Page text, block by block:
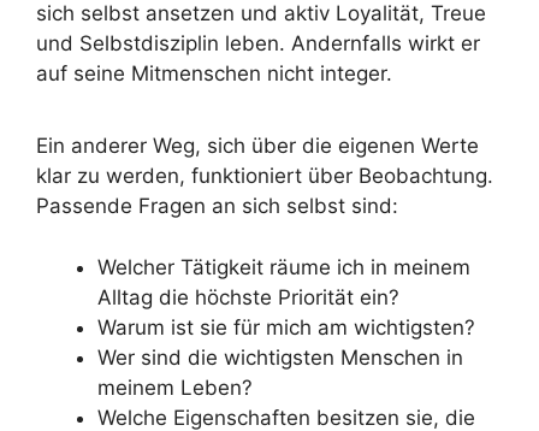
sich selbst ansetzen und aktiv Loyalität, Treue
und Selbstdisziplin leben. Andernfalls wirkt er
auf seine Mitmenschen nicht integer.
Ein anderer Weg, sich über die eigenen Werte
klar zu werden, funktioniert über Beobachtung.
Passende Fragen an sich selbst sind:
Welcher Tätigkeit räume ich in meinem
Alltag die höchste Priorität ein?
Warum ist sie für mich am wichtigsten?
Wer sind die wichtigsten Menschen in
meinem Leben?
Welche Eigenschaften besitzen sie, die